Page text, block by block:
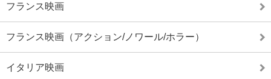
フランス映画
フランス映画（アクション/ノワール/ホラー）
イタリア映画